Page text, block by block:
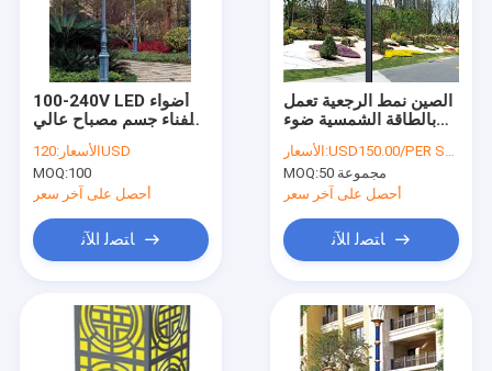
100-240V LED أضواء
الفناء جسم مصباح عالي
الجودة مصنوع من الفولاذ
أو الألومنيوم المصبوب
بالغمس الساخن لا يصدأ
الأسعار: 120USD
MOQ:100
أحصل على آخر سعر
ﺎﺘﺼﻟ ﺍﻶﻧ
الصين نمط الرجعية تعمل
بالطاقة الشمسية ضوء
الشارع ضوء الشارع 400
واط 40 واط 50 واط 50
واط أدى ضوء الفناء
الأسعار:USD150.00/PER SET
MOQ:
50 مجموعة
أحصل على آخر سعر
ﺎﺘﺼﻟ ﺍﻶﻧ